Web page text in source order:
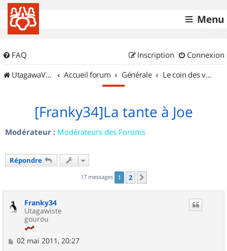
Menu
FAQ Connexion
Inscription
UtagawaVTT (Randos VTT et VTTAE avec traces GPS)
Accueil forum Générale Le coin des vidéastes
[Franky34]La tante à Joe
Modérateur : Modérateurs des Forums
Répondre
17 messages 1 2
Franky34
Utagawiste
gourou
M
02 mai 2011, 20:27